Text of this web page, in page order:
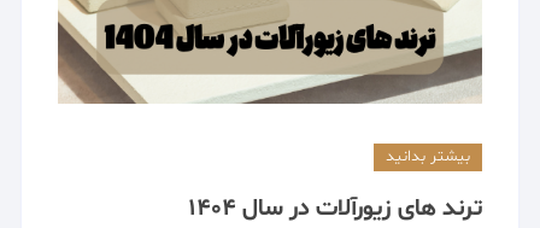
بیشتر بدانید
ترند های زیورآلات در سال 1404